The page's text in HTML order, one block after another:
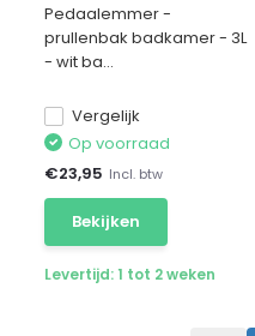
Pedaalemmer -
prullenbak badkamer - 3L
- wit ba...
Vergelijk
Op voorraad
€23,95 Incl. btw
Bekijken
Levertijd: 1 tot 2 weken